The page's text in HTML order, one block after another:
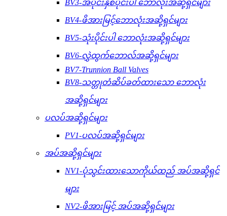
BV3-အပိုင်းနှစ်ပိုင်းပါ ဘောလုံးအဆို့ရှင်များ
BV4-ဖိအားမြင့်ဘောလုံးအဆို့ရှင်များ
BV5-သုံးပိုင်းပါ ဘောလုံးအဆို့ရှင်များ
BV6-လွှဲထွက်ဘောလ်အဆို့ရှင်များ
BV7-Trunnion Ball Valves
BV8-သတ္တုတံဆိပ်ခတ်ထားသော ဘောလုံး
အဆို့ရှင်များ
ပလပ်အဆို့ရှင်များ
PV1-ပလပ်အဆို့ရှင်များ
အပ်အဆို့ရှင်များ
NV1-ပုံသွင်းထားသောကိုယ်ထည် အပ်အဆို့ရှင်
များ
NV2-ဖိအားမြင့် အပ်အဆို့ရှင်များ